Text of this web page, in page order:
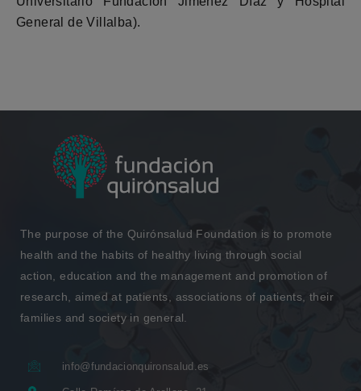
General de Villalba).
The purpose of the Quirónsalud Foundation is to promote
health and the habits of healthy living through social
action, education and the management and promotion of
research, aimed at patients, associations of patients, their
families and society in general.
info@fundacionquironsalud.es